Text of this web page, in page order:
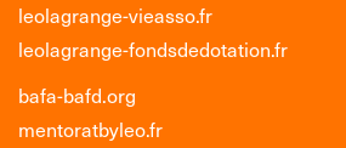
leolagrange-vieasso.fr
leolagrange-fondsdedotation.fr
bafa-bafd.org
mentoratbyleo.fr